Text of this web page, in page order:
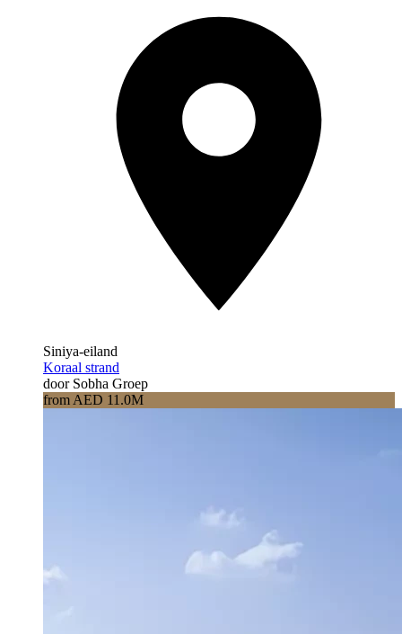
Siniya-eiland
Koraal strand
door Sobha Groep
from AED 11.0M